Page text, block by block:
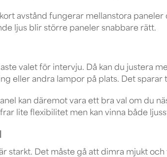
avstånd fungerar mellanstora
ljus blir större paneler snabbare rätt.
valet för intervju. Då kan du justera
eller andra lampor på plats. Det
kan däremot vara ett bra val om du
lite flexibilitet men kan vinna både
starkt. Det måste gå att dimra mjukt